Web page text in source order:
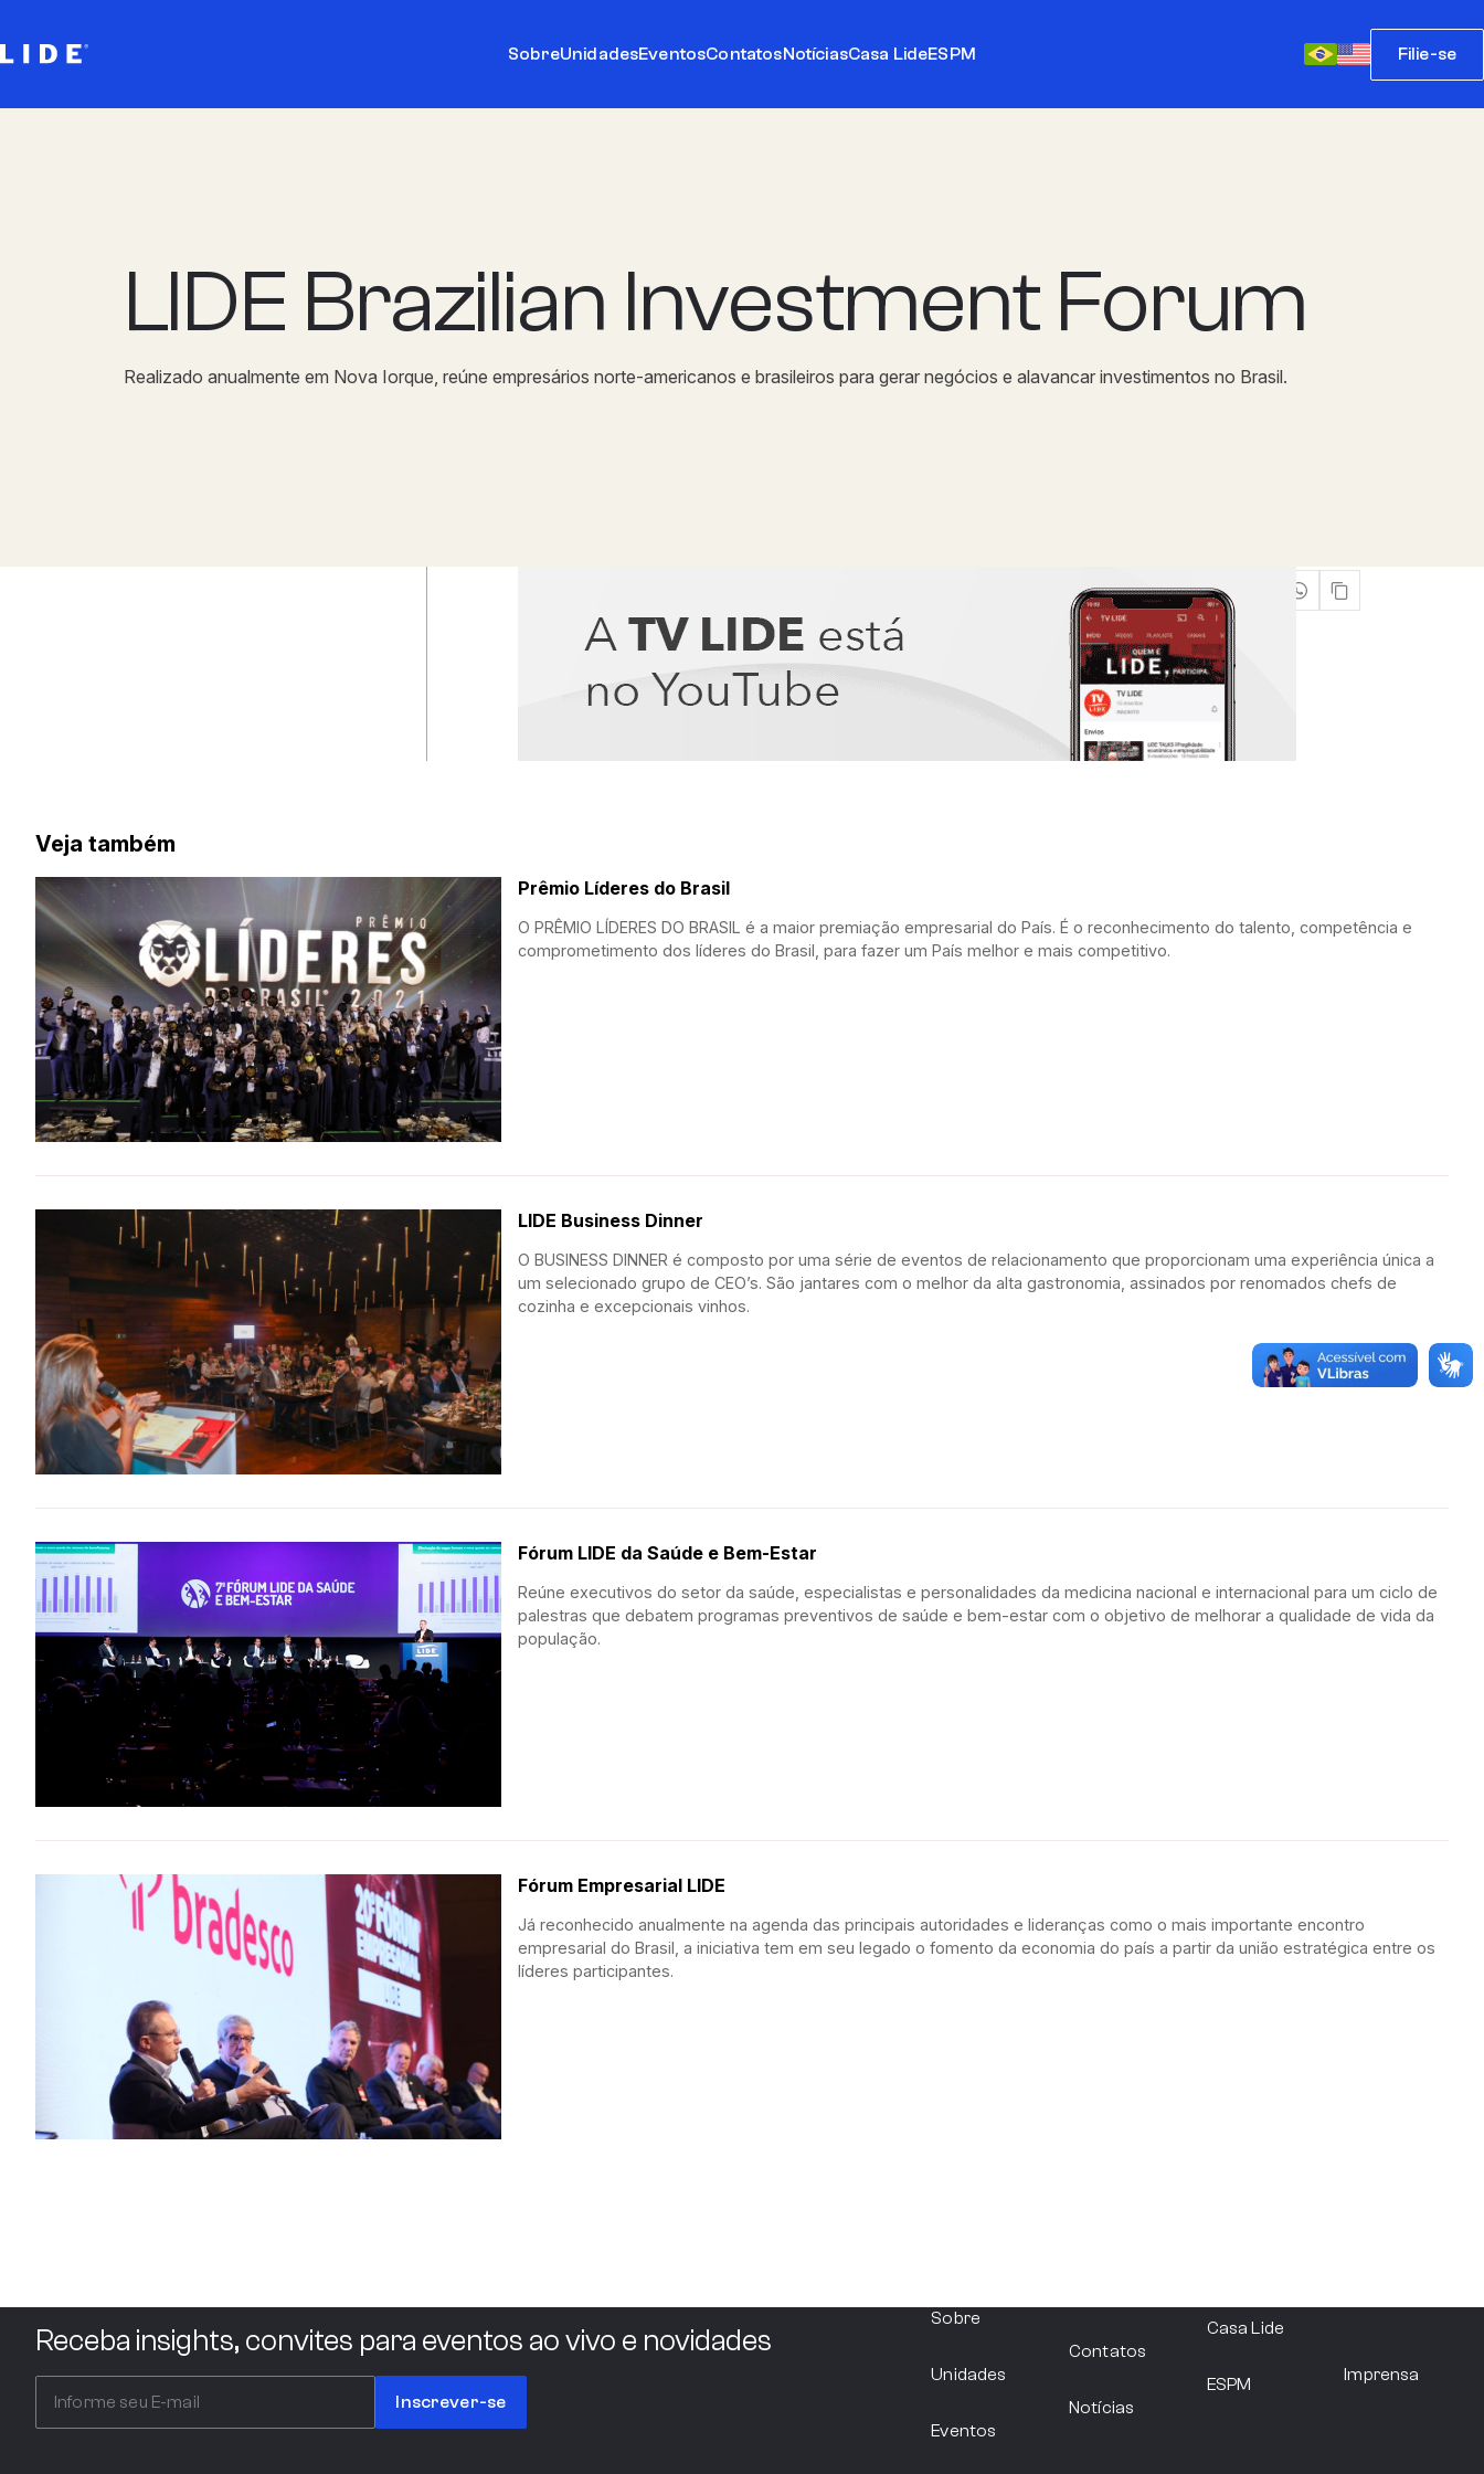
SobreUnidadesEventosContatosNotíciasCasa LideESPM Filie-se
LIDE Brazilian Investment Forum
Realizado anualmente em Nova Iorque, reúne empresários norte-americanos e brasileiros para gerar negócios e alavancar investimentos no Brasil.
Veja também
Prêmio Líderes do Brasil
O PRÊMIO LÍDERES DO BRASIL é a maior premiação empresarial do País. É o reconhecimento do talento, competência e
comprometimento dos líderes do Brasil, para fazer um País melhor e mais competitivo.
LIDE Business Dinner
O BUSINESS DINNER é composto por uma série de eventos de relacionamento que proporcionam uma experiência única a
um selecionado grupo de CEO’s. São jantares com o melhor da alta gastronomia, assinados por renomados chefs de
cozinha e excepcionais vinhos.
Fórum LIDE da Saúde e Bem-Estar
Reúne executivos do setor da saúde, especialistas e personalidades da medicina nacional e internacional para um ciclo de
palestras que debatem programas preventivos de saúde e bem-estar com o objetivo de melhorar a qualidade de vida da
população.
Fórum Empresarial LIDE
Já reconhecido anualmente na agenda das principais autoridades e lideranças como o mais importante encontro
empresarial do Brasil, a iniciativa tem em seu legado o fomento da economia do país a partir da união estratégica entre os
líderes participantes.
Receba insights, convites para eventos ao vivo e novidades
Inscrever-se
Sobre
Unidades
Eventos
Contatos
Notícias
Casa Lide
ESPM Imprensa